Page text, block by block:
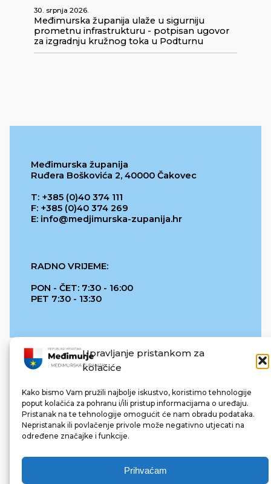
Upravljanje pristankom za
kolačiće
Kako bismo Vam pružili najbolje iskustvo, koristimo tehnologije
poput kolačića za pohranu i/ili pristup informacijama o uređaju.
Pristanak na te tehnologije omogućit će nam obradu podataka.
Nepristanak ili povlačenje privole može negativno utjecati na
određene značajke i funkcije.
Prihvaćam
30. srpnja 2026.
Međimurska županija ulaže u sigurniju
prometnu infrastrukturu - potpisan ugovor
za izgradnju kružnog toka u Podturnu
Međimurska županija
Ruđera Boškovića 2, 40000 Čakovec
T: +385 (0)40 374 111
F: +385 (0)40 374 269
E: info@medjimurska-zupanija.hr
RADNO VRIJEME:
PON - ČET: 7:30 - 16:00
PET 7:30 - 13:30
REPUBLIKA HRVATSKA